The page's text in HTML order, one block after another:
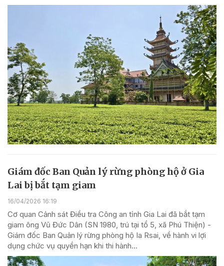
Giám đốc Ban Quản lý rừng phòng hộ ở Gia
Lai bị bắt tạm giam
16/04/2026 16:19
Cơ quan Cảnh sát Điều tra Công an tỉnh Gia Lai đã bắt tạm
giam ông Vũ Đức Dân (SN 1980, trú tại tổ 5, xã Phú Thiện) -
Giám đốc Ban Quản lý rừng phòng hộ Ia Rsai, về hành vi lợi
dụng chức vụ quyền hạn khi thi hành...